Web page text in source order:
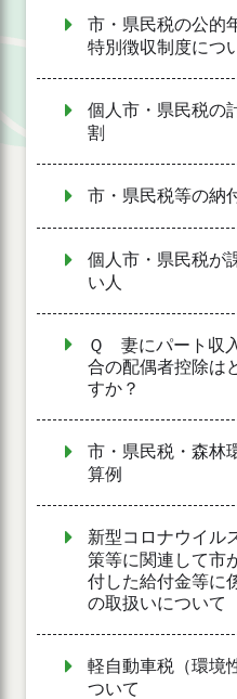
市・県民税の公的
特別徴収制度につ
個人市・県民税
割
市・県民税等の納
個人市・県民税が
い人
Ｑ 妻にパート収
合の配偶者控除は
すか？
市・県民税・森林
算例
新型コロナウイル
策等に関連して市
付した給付金等に
の取扱いについて
軽自動車税（環境
ついて